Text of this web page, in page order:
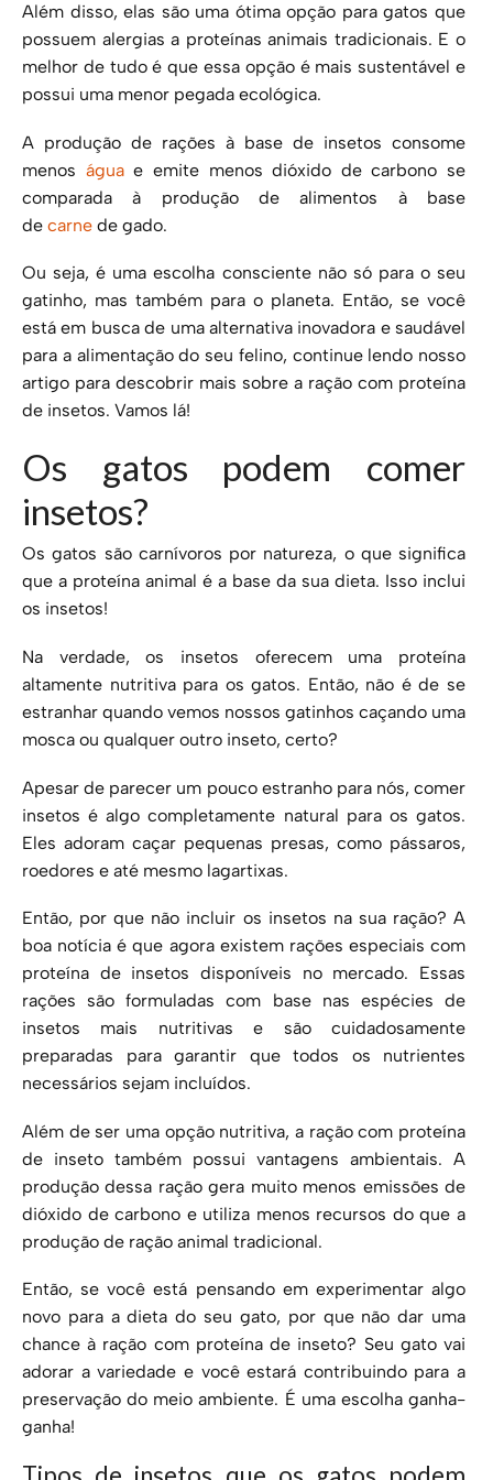
Além disso, elas são uma ótima opção para gatos que
possuem alergias a proteínas animais tradicionais. E o
melhor de tudo é que essa opção é mais sustentável e
possui uma menor pegada ecológica.
A produção de rações à base de insetos consome
menos águae emite menos dióxido de carbono se
comparada à produção de alimentos à base
de carne de gado.
Ou seja, é uma escolha consciente não só para o seu
gatinho, mas também para o planeta. Então, se você
está em busca de uma alternativa inovadora e saudável
para a alimentação do seu felino, continue lendo nosso
artigo para descobrir mais sobre a ração com proteína
de insetos. Vamos lá!
Os gatos podem comer
insetos?
Os gatos são carnívoros por natureza, o que significa
que a proteína animal é a base da sua dieta. Isso inclui
os insetos!
Na verdade, os insetos oferecem uma proteína
altamente nutritiva para os gatos. Então, não é de se
estranhar quando vemos nossos gatinhos caçando uma
mosca ou qualquer outro inseto, certo?
Apesar de parecer um pouco estranho para nós, comer
insetos é algo completamente natural para os gatos.
Eles adoram caçar pequenas presas, como pássaros,
roedores e até mesmo lagartixas.
Então, por que não incluir os insetos na sua ração? A
boa notícia é que agora existem rações especiais com
proteína de insetos disponíveis no mercado. Essas
rações são formuladas com base nas espécies de
insetos mais nutritivas e são cuidadosamente
preparadas para garantir que todos os nutrientes
necessários sejam incluídos.
Além de ser uma opção nutritiva, a ração com proteína
de inseto também possui vantagens ambientais. A
produção dessa ração gera muito menos emissões de
dióxido de carbono e utiliza menos recursos do que a
produção de ração animal tradicional.
Então, se você está pensando em experimentar algo
novo para a dieta do seu gato, por que não dar uma
chance à ração com proteína de inseto? Seu gato vai
adorar a variedade e você estará contribuindo para a
preservação do meio ambiente. É uma escolha ganha-
ganha!